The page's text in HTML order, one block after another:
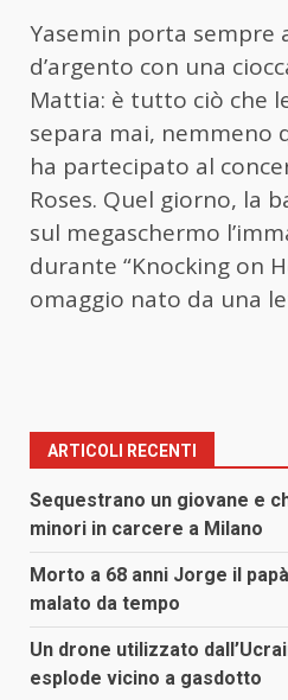
Yasemin porta sempre
d’argento con una
Mattia: è tutto ciò che
separa mai, nemmeno
ha partecipato al
Roses. Quel giorno, la
sul megaschermo
durante “Knocking on
omaggio nato da una
ARTICOLI RECENTI
Sequestrano un giovane e
minori in carcere a Milano
Morto a 68 anni Jorge il
malato da tempo
Un drone utilizzato
esplode vicino a gasdotto